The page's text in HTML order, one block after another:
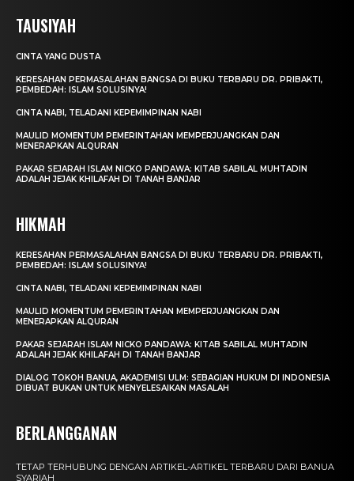
TAUSIYAH
CINTA YANG DUSTA
KERESAHAN PERMASALAHAN BANGSA DI BUKU TERBARU DR. PRIBAKTI,
PEMBEDAH: ISLAM SOLUSINYA!
CINTA NABI, TELADANI KEPEMIMPINAN NABI
MAULID MOMENTUM PEMERINTAHAN MEMPERJUANGKAN DAN
MENERAPKAN ALQURAN
PAKAR SEJARAH ISLAM NICKO PANDAWA: KITAB SABILAL MUHTADIN
ADALAH JEJAK KHILAFAH DI TANAH BANJAR
HIKMAH
KERESAHAN PERMASALAHAN BANGSA DI BUKU TERBARU DR. PRIBAKTI,
PEMBEDAH: ISLAM SOLUSINYA!
CINTA NABI, TELADANI KEPEMIMPINAN NABI
MAULID MOMENTUM PEMERINTAHAN MEMPERJUANGKAN DAN
MENERAPKAN ALQURAN
PAKAR SEJARAH ISLAM NICKO PANDAWA: KITAB SABILAL MUHTADIN
ADALAH JEJAK KHILAFAH DI TANAH BANJAR
DIALOG TOKOH BANUA, AKADEMISI ULM: SEBAGIAN HUKUM DI INDONESIA
DIBUAT BUKAN UNTUK MENYELESAIKAN MASALAH
BERLANGGANAN
TETAP TERHUBUNG DENGAN ARTIKEL-ARTIKEL TERBARU DARI BANUA
SYARIAH